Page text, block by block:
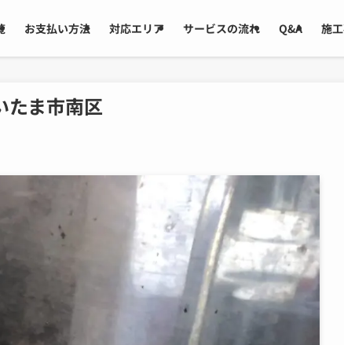
お支払い方法 対応エリア サービスの流れ Q&A 施
たま市南区